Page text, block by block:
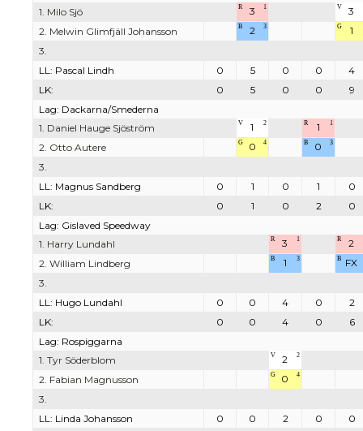
1. Milo Sjö
R 3 1 V
3
2. Melwin Glimfjäll Johansson
B 2 3 G
1
3.
LL: Pascal Lindh
0 5 0 0
4
LK:
0 5 0 0
9
Lag: Dackarna/Smederna
1. Daniel Hauge Sjöström
V 1 2 R 1 1
2. Otto Autere G 0 4 B 0 3
3.
LL: Magnus Sandberg
0 1 0 1
0
LK:
0 1 0 2
0
Lag: Gislaved Speedway
1. Harry Lundahl
R 3 1 R
2
2. William Lindberg
B 1 3 B
FX
3.
LL: Hugo Lundahl
0 0 4 0
2
LK:
0 0 4 0
6
Lag: Rospiggarna
1. Tyr Söderblom
V 2 2
2. Fabian Magnusson G 0 4
3.
LL: Linda Johansson
0 0 2 0
0